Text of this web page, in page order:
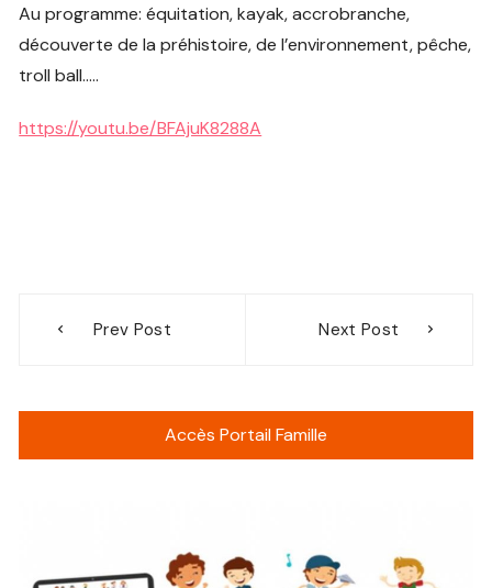
Au programme: équitation, kayak, accrobranche,
découverte de la préhistoire, de l’environnement, pêche,
troll ball…..
https://youtu.be/BFAjuK8288A
Prev Post Next Post
Accès Portail Famille